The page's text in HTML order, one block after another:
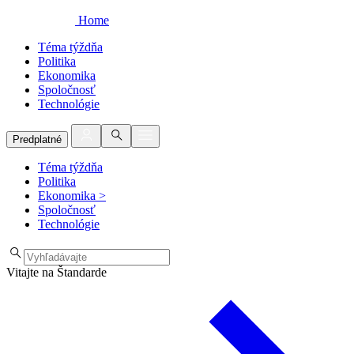
Home
Téma týždňa
Politika
Ekonomika
Spoločnosť
Technológie
Predplatné
Téma týždňa
Politika
Ekonomika >
Spoločnosť
Technológie
Vitajte na Štandarde